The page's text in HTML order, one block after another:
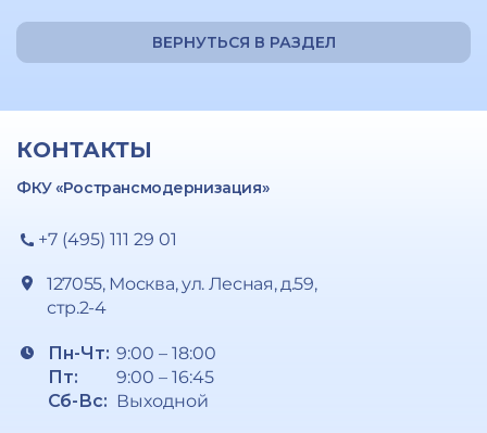
ВЕРНУТЬСЯ В РАЗДЕЛ
КОНТАКТЫ
ФКУ «Ространсмодернизация»
+7 (495) 111 29 01
127055, Москва, ул. Лесная, д.59,
стр.2-4
Пн-Чт:
Пт:
Сб-Вс:
9:00 – 18:00
9:00 – 16:45
Выходной